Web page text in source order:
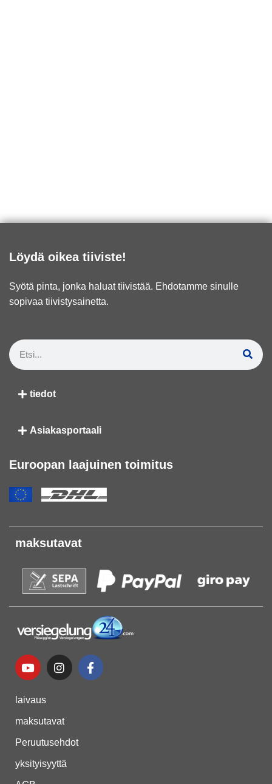
Löydä oikea tiiviste!
Syötä pinta, jonka haluat tiivistää. Ehdotamme sinulle
sopivaa tiivistysainetta.
tiedot
Asiakasportaali
Euroopan laajuinen toimitus
maksutavat
laivaus
maksutavat
Peruutusehdot
yksityisyyttä